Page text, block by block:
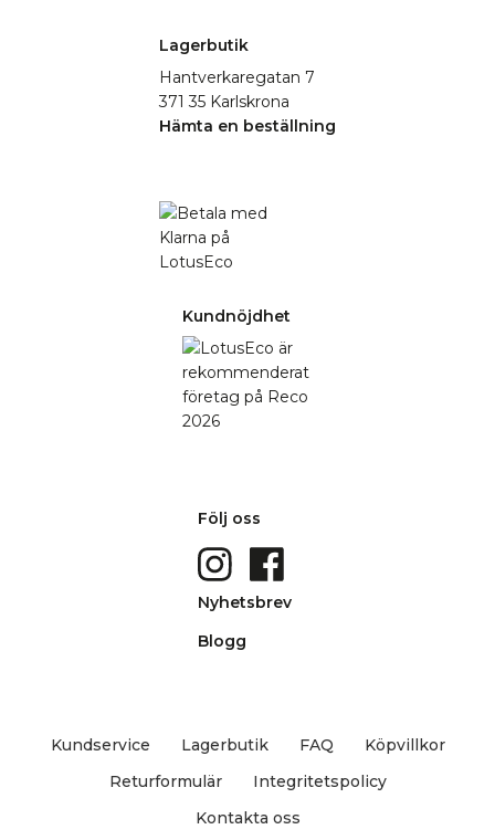
Lagerbutik
Hantverkaregatan 7
371 35 Karlskrona
Hämta en beställning
Kundnöjdhet
Följ oss
Nyhetsbrev
Blogg
Kundservice Lagerbutik FAQ
Köpvillkor
Returformulär
Integritetspolicy
Kontakta oss